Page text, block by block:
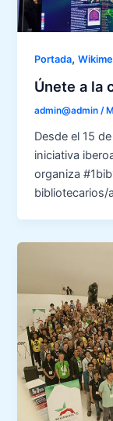
Portada,
Únete a la
admin@admin /
Desde el 15
iniciativa
organiza